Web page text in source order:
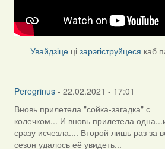
Увайдзіце цізарэгіструйцеся каб
Peregrinus- 22.02.2021 - 17:01
Вновь прилетела "сойка-загадка" с
колечком... И вновь прилетела
сразу исчезла.... Второй лишь раз за
сезон удалось её увидеть...